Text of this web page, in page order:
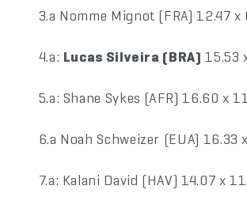
3.a Nomme Mignot (FRA) 12.47 x
4.a: Lucas Silveira (BRA) 15.53
5.a: Shane Sykes (AFR) 16.60 x
6.a Noah Schweizer (EUA) 16.33
7.a: Kalani David (HAV) 14.07 x